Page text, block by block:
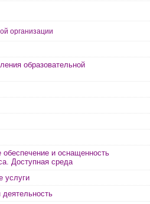
организации
образовательной
обеспечение и оснащенность
Доступная среда
услуги
деятельность